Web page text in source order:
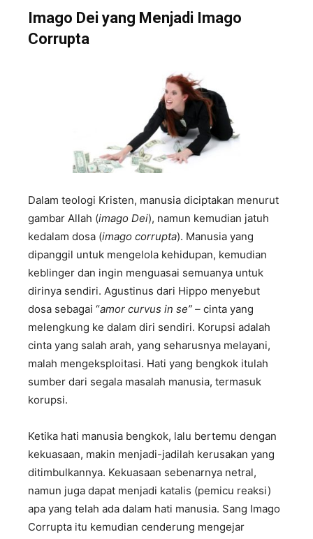
Imago Dei yang Menjadi Imago
Corrupta
Dalam teologi Kristen, manusia diciptakan menurut
gambar Allah (imago Dei), namun kemudian jatuh
kedalam dosa (imago corrupta). Manusia yang
dipanggil untuk mengelola kehidupan, kemudian
keblinger dan ingin menguasai semuanya untuk
dirinya sendiri. Agustinus dari Hippo menyebut
dosa sebagai “amor curvus in se” – cinta yang
melengkung ke dalam diri sendiri. Korupsi adalah
cinta yang salah arah, yang seharusnya melayani,
malah mengeksploitasi. Hati yang bengkok itulah
sumber dari segala masalah manusia, termasuk
korupsi.
Ketika hati manusia bengkok, lalu bertemu dengan
kekuasaan, makin menjadi-jadilah kerusakan yang
ditimbulkannya. Kekuasaan sebenarnya netral,
namun juga dapat menjadi katalis (pemicu reaksi)
apa yang telah ada dalam hati manusia. Sang Imago
Corrupta itu kemudian cenderung mengejar